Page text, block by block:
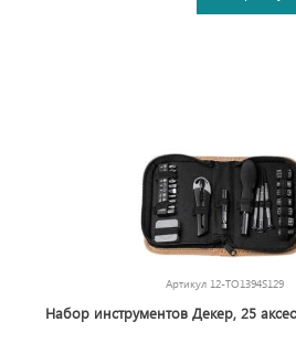
Артикул 12-TO1394S129